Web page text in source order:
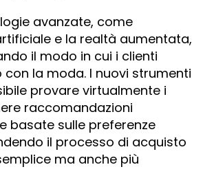
avanzate, come
e la realtà aumentata,
il modo in cui i clienti
la moda. I nuovi strumenti
provare virtualmente i
raccomandazioni
basate sulle preferenze
il processo di acquisto
ma anche più